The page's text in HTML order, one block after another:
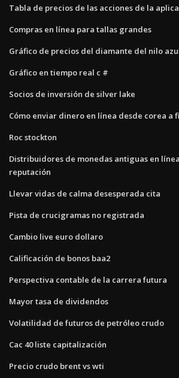
Tabla de precios de las acciones de la
Compras en línea para tallas grandes
Gráfico de precios del diamante del nilo
Gráfico en tiempo real c #
Socios de inversión de silver lake
Cómo enviar dinero en línea desde corea a
Roc stockton
Distribuidores de monedas antiguas en
reputación
Llevar vidas de calma desesperada cita
Pista de crucigramas no registrada
Cambio live euro dollaro
Calificación de bonos baa2
Perspectiva contable de la carrera futura
Mayor tasa de dividendos
Volatilidad de futuros de petróleo crudo
Cac 40 liste capitalización
Precio crudo brent vs wti